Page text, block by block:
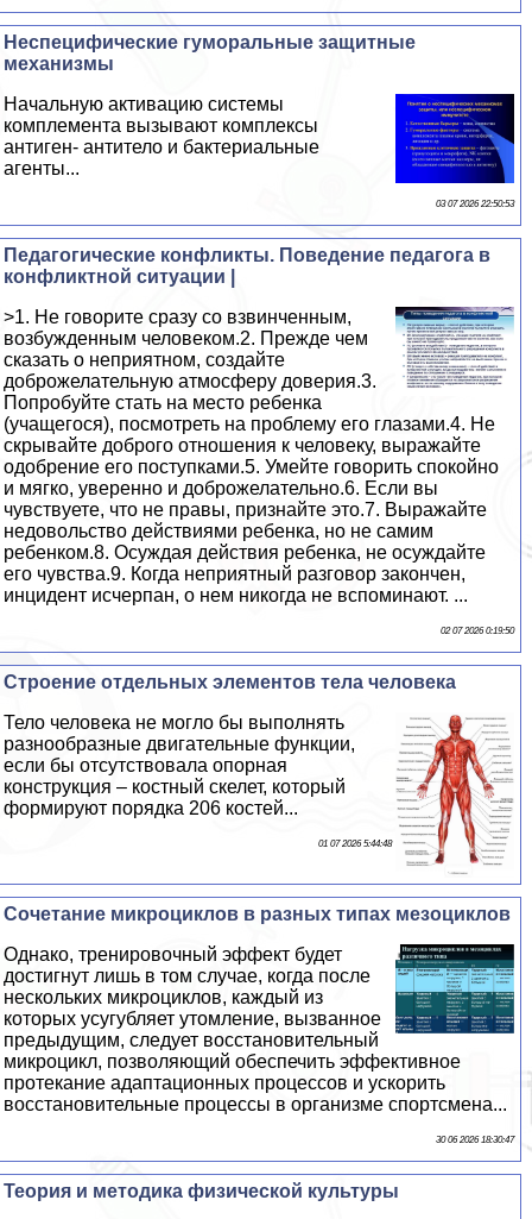
Неспецифические гумopaльные защитные
механизмы
Начальную активацию системы
комплемента вызывают комплексы
антиген- антитело и бактериальные
агенты...
03 07 2026 22:50:53
Педагогические конфликты. Поведение педагога в
конфликтной ситуации |
>1. Не говорите сразу со взвинченным,
возбужденным человеком.2. Прежде чем
сказать о неприятном, создайте
доброжелательную атмосферу доверия.3.
Попробуйте стать на место ребенка
(учащегося), посмотреть на проблему его глазами.4. Не
скрывайте доброго отношения к человеку, выражайте
одобрение его поступками.5. Умейте говорить спокойно
и мягко, уверенно и доброжелательно.6. Если вы
чувствуете, что не правы, признайте это.7. Выражайте
недовольство действиями ребенка, но не самим
ребенком.8. Осуждая действия ребенка, не осуждайте
его чувства.9. Когда неприятный разговор закончен,
инцидент исчерпан, о нем никогда не вспоминают. ...
02 07 2026 0:19:50
Строение отдельных элементов тела человека
Тело человека не могло бы выполнять
разнообразные двигательные функции,
если бы отсутствовала опopная
конструкция – костный скелет, который
формируют порядка 206 костей...
01 07 2026 5:44:48
Сочетание микроциклов в разных типах мезоциклов
Однако, тренировочный эффект будет
достигнут лишь в том случае, когда после
нескольких микроциклов, каждый из
которых усугубляет утомление, вызванное
предыдущим, следует восстановительный
микроцикл, позволяющий обеспечить эффективное
протекание адаптационных процессов и ускорить
восстановительные процессы в организме спортсмена...
30 06 2026 18:30:47
Теория и методика физической культуры